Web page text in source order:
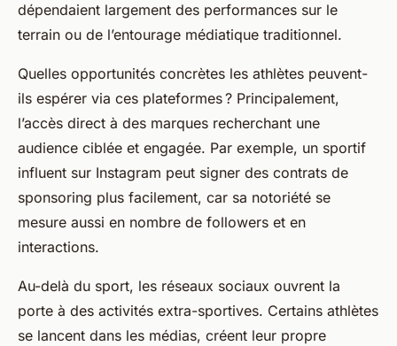
dépendaient largement des performances sur le
terrain ou de l’entourage médiatique traditionnel.
Quelles opportunités concrètes les athlètes peuvent-
ils espérer via ces plateformes ? Principalement,
l’accès direct à des marques recherchant une
audience ciblée et engagée. Par exemple, un sportif
influent sur Instagram peut signer des contrats de
sponsoring plus facilement, car sa notoriété se
mesure aussi en nombre de followers et en
interactions.
Au-delà du sport, les réseaux sociaux ouvrent la
porte à des activités extra-sportives. Certains athlètes
se lancent dans les médias, créent leur propre